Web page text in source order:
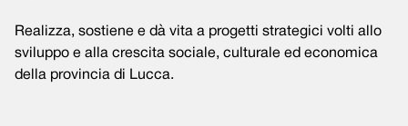
Realizza, sostiene e dà vita a progetti strategici volti allo
sviluppo e alla crescita sociale, culturale ed economica
della provincia di Lucca.